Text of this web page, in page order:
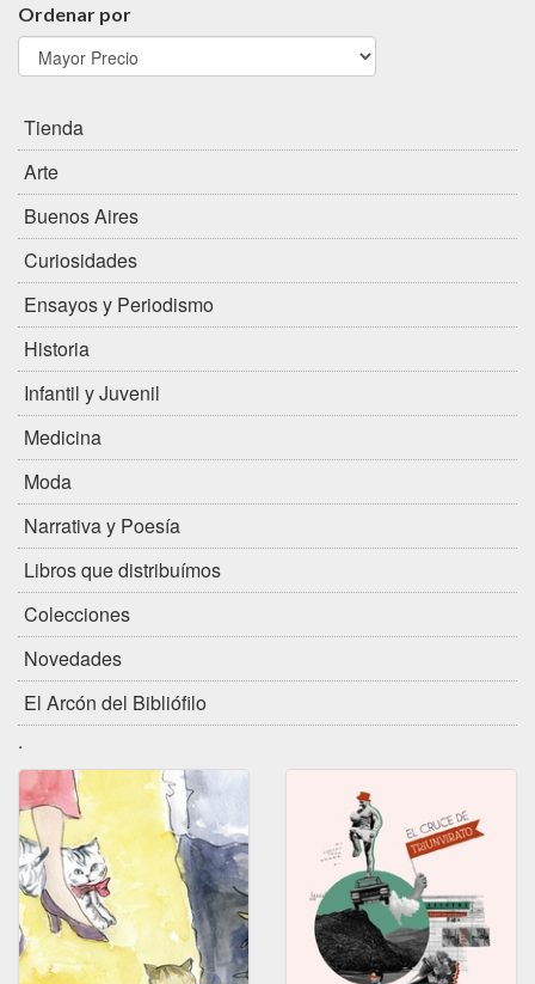
Ordenar por
Tienda
Arte
Buenos Aires
Curiosidades
Ensayos y Periodismo
Historia
Infantil y Juvenil
Medicina
Moda
Narrativa y Poesía
Libros que distribuímos
Colecciones
Novedades
El Arcón del Bibliófilo
.